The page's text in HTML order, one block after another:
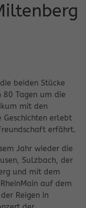
beiden Stücke
80 Tagen um die
mit den
Geschichten erlebt
erfährt.
Jahr wieder die
Sulzbach, der
und mit dem
auf dem
Reigen in